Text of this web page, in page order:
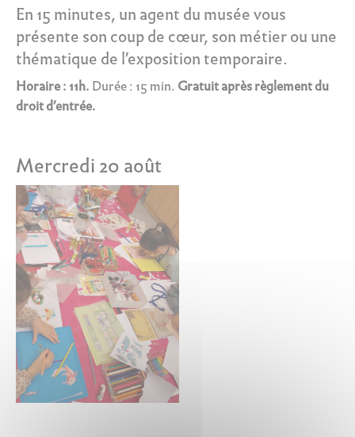
En 15 minutes, un agent du musée vous
présente son coup de cœur, son métier ou une
thématique de l’exposition temporaire.
Horaire : 11h. Durée : 15 min. Gratuit après règlement du
droit d’entrée.
Mercredi 20 août